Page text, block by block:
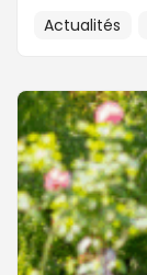
Actualités